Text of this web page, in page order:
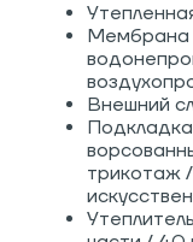
Мембрана
Внешний
трикотаж